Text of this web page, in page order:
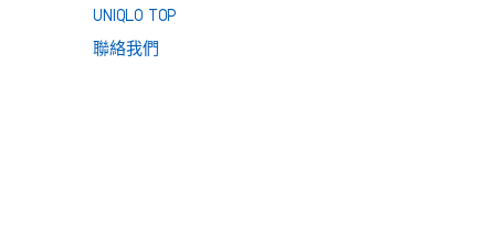
UNIQLO TOP
聯絡我們